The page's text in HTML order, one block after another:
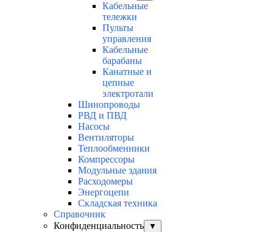
Кабельные
тележки
Пульты
управления
Кабельные
барабаны
Канатные и
цепные
электротали
Шинопроводы
РВД и ПВД
Насосы
Вентиляторы
Теплообменники
Компрессоры
Модульные здания
Расходомеры
Энергоцепи
Складская техника
Справочник
Конфиденциальность
▼